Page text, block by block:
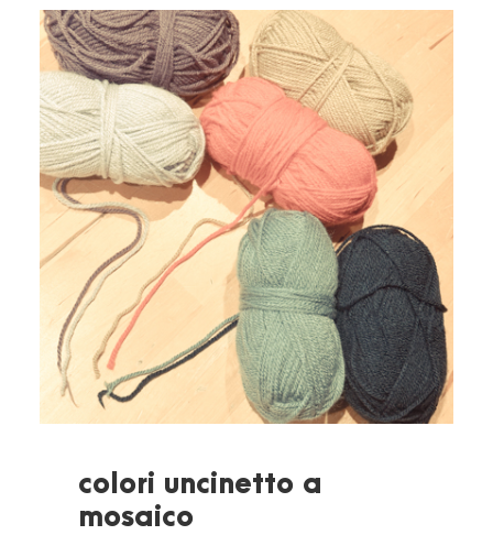
colori uncinetto a
mosaico